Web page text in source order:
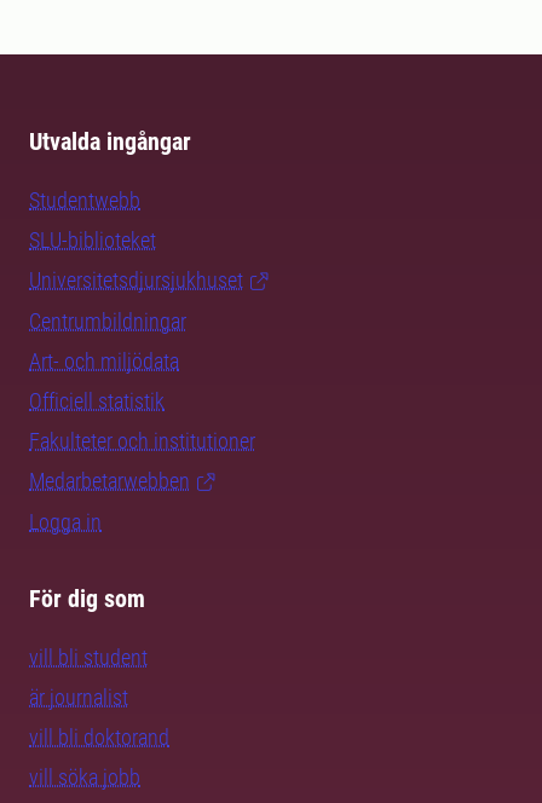
Utvalda ingångar
Studentwebb
SLU-biblioteket
Universitetsdjursjukhuset
Centrumbildningar
Art- och miljödata
Officiell statistik
Fakulteter och institutioner
Medarbetarwebben
Logga in
För dig som
vill bli student
är journalist
vill bli doktorand
vill söka jobb